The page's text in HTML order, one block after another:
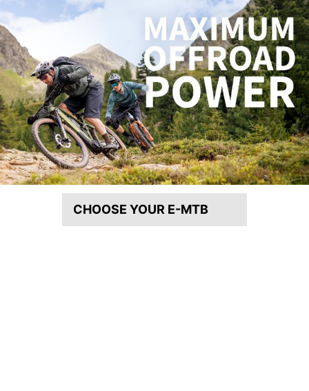
CHOOSE YOUR E-MTB